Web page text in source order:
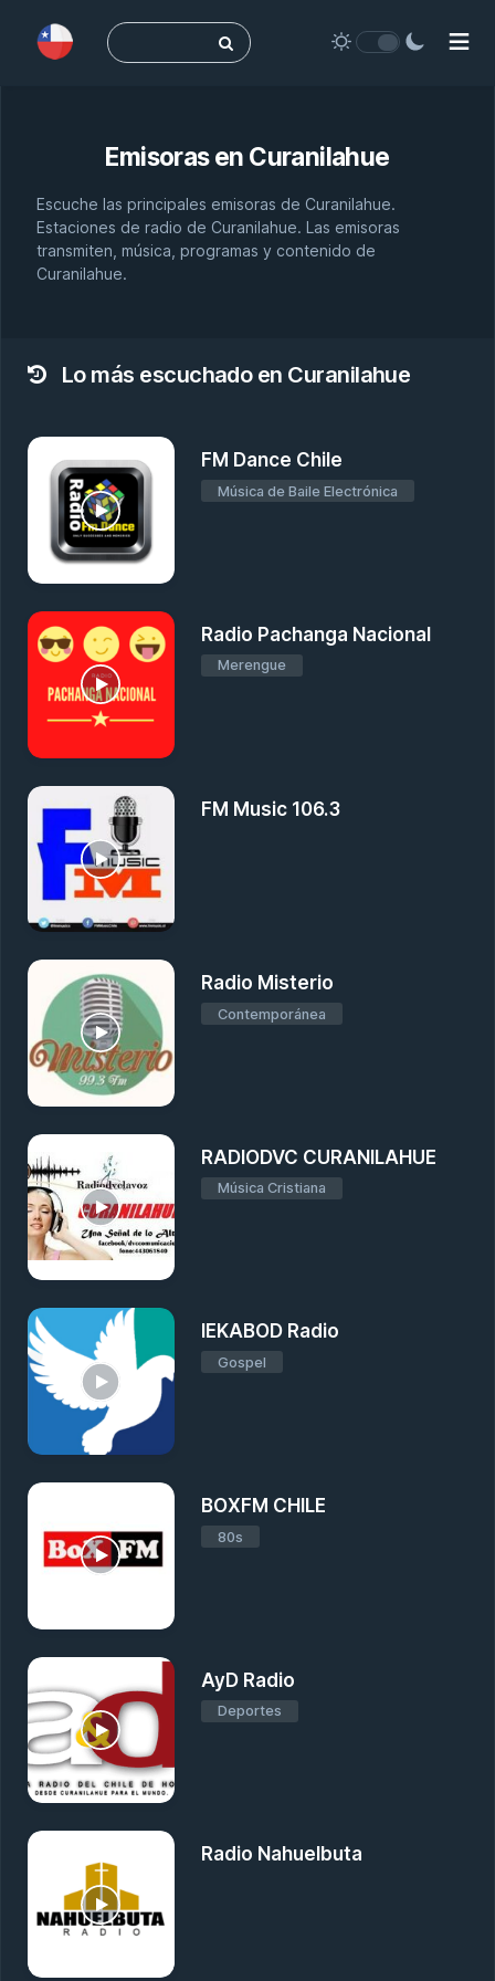
Buscar:
Emisoras en Curanilahue
Escuche las principales emisoras de Curanilahue.
Estaciones de radio de Curanilahue. Las emisoras
transmiten, música, programas y contenido de
Curanilahue.
Lo más escuchado en Curanilahue
FM Dance Chile
Música de Baile Electrónica
Radio Pachanga Nacional
Merengue
FM Music 106.3
Radio Misterio
Contemporánea
RADIODVC CURANILAHUE
Música Cristiana
IEKABOD Radio
Gospel
BOXFM CHILE
80s
AyD Radio
Deportes
Radio Nahuelbuta